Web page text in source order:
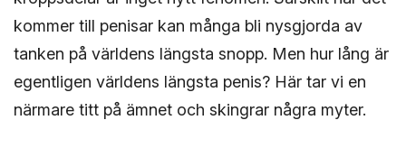
kommer till penisar kan många bli nysgjorda av
tanken på världens längsta snopp. Men hur lång är
egentligen världens längsta penis? Här tar vi en
närmare titt på ämnet och skingrar några myter.